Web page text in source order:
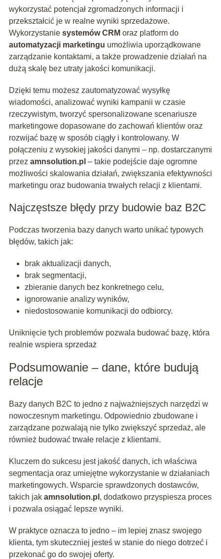
wykorzystać potencjał zgromadzonych informacji i
przekształcić je w realne wyniki sprzedażowe.
Wykorzystanie systemów CRM oraz platform do
automatyzacji marketingu umożliwia uporządkowane
zarządzanie kontaktami, a także prowadzenie działań na
dużą skalę bez utraty jakości komunikacji.
Dzięki temu możesz zautomatyzować wysyłkę
wiadomości, analizować wyniki kampanii w czasie
rzeczywistym, tworzyć spersonalizowane scenariusze
marketingowe dopasowane do zachowań klientów oraz
rozwijać bazę w sposób ciągły i kontrolowany. W
połączeniu z wysokiej jakości danymi – np. dostarczanymi
przez amnsolution.pl – takie podejście daje ogromne
możliwości skalowania działań, zwiększania efektywności
marketingu oraz budowania trwałych relacji z klientami.
Najczęstsze błędy przy budowie baz B2C
Podczas tworzenia bazy danych warto unikać typowych
błędów, takich jak:
brak aktualizacji danych,
brak segmentacji,
zbieranie danych bez konkretnego celu,
ignorowanie analizy wyników,
niedostosowanie komunikacji do odbiorcy.
Uniknięcie tych problemów pozwala budować bazę, która
realnie wspiera sprzedaż
Podsumowanie – dane, które budują
relacje
Bazy danych B2C to jedno z najważniejszych narzędzi w
nowoczesnym marketingu. Odpowiednio zbudowane i
zarządzane pozwalają nie tylko zwiększyć sprzedaż, ale
również budować trwałe relacje z klientami.
Kluczem do sukcesu jest jakość danych, ich właściwa
segmentacja oraz umiejętne wykorzystanie w działaniach
marketingowych. Wsparcie sprawdzonych dostawców,
takich jak amnsolution.pl , dodatkowo przyspiesza proces
i pozwala osiągać lepsze wyniki.
W praktyce oznacza to jedno – im lepiej znasz swojego
klienta, tym skuteczniej jesteś w stanie do niego dotrzeć i
przekonać go do swojej oferty.